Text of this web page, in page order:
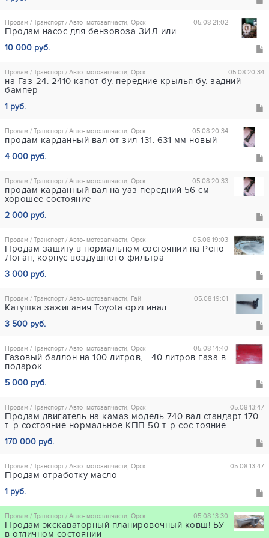
05.08 21:02
Продам / Транспорт / Авто- мотозапчасти, Орск
Продам насос для бензовоза ЗИЛ или
10 000 руб.
05.08 20:34
Продам / Транспорт / Авто- мотозапчасти, Орск
на Газ-24. 2410 капот бу. передние крылья бу. задний
бампер
1 руб.
05.08 20:34
Продам / Транспорт / Авто- мотозапчасти, Орск
продам карданный вал от зил-131. 631 мм новый
4 000 руб.
05.08 20:33
Продам / Транспорт / Авто- мотозапчасти, Орск
продам карданный вал на уаз передний 56 см
хорошее состояние
2 000 руб.
05.08 19:03
Продам / Транспорт / Авто- мотозапчасти, Орск
Продам защиту в нормальном состоянии на Рено
Логан, корпус воздушного фильтра
3 000 руб.
05.08 19:01
Продам / Транспорт / Авто- мотозапчасти, Гай
Катушка зажигания Toyota оригинал
3 500 руб.
05.08 14:40
Продам / Транспорт / Авто- мотозапчасти, Орск
Газовый баллон на 100 литров, - 40 литров газа в
подарок
5 000 руб.
05.08 13:47
Продам / Транспорт / Авто- мотозапчасти, Орск
Продам двигатель на камаз модель 740 вал стандарт 170
т. р состояние нормальное КПП 50 т. р сос тояние...
170 000 руб.
05.08 13:47
Продам / Транспорт / Авто- мотозапчасти, Орск
Продам отработку масло
1 руб.
05.08 13:30
Продам / Транспорт / Авто- мотозапчасти, Орск
Продам экскаваторный планировочный ковш! БУ
в отличном состоянии